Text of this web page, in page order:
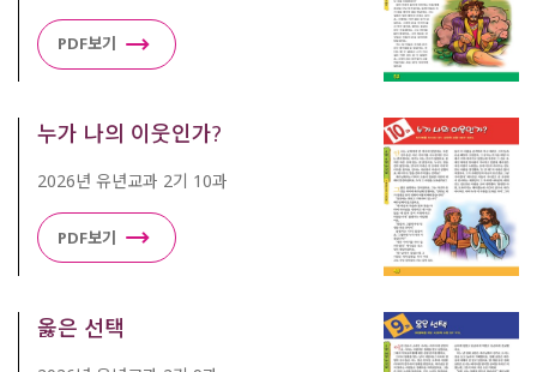
PDF보기
누가 나의 이웃인가?
2026년 유년교과 2기 10과
PDF보기
옳은 선택